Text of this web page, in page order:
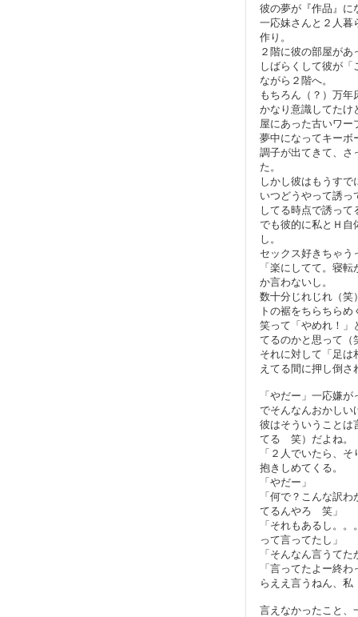
彼の夢が『作品』に
一応妹さんと２人暮
作り。
２階に彼の部屋があ
しばらくして彼が
ながら２階へ。
もちろん（？）万年
かなり意識してたけ
屋にあった古いワー
夢中になってキーボ
調子が出てきて、さ
た。
しかし彼はもうすで
いつどうやって誘っ
してる時点で誘って
でも彼的に私とＨ自
し。
セックス好きちゃう
「楽にしてて。寝
か言わないし。
数十分じれじれ（笑
トの裾をちらちらめ
笑って「やめれ！」
てるのかと思って（
それに対して「足は
えてる間に押し倒さ
「やだー」一応嫌
でそんなんおかしい
彼はそういうことは
てる 笑）だよね。
「２人でいたら、
抱きしめてくる。
「やだー」
「何で？こんな訳
てるんやろ 笑」
「それもあるし。
って言ってたし」
「そんなん言うて
「言ってたよー終
らええ言うねん、
言えなかったこと、